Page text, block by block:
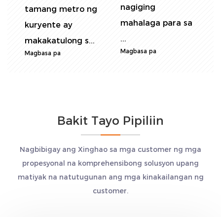
tamang metro ng
kuryente ay
makakatulong s...
Magbasa pa
nagiging
mahalaga para sa
...
Magbasa pa
Bakit Tayo Pipiliin
Nagbibigay ang Xinghao sa mga customer ng mga
propesyonal na komprehensibong solusyon upang
matiyak na natutugunan ang mga kinakailangan ng
customer.